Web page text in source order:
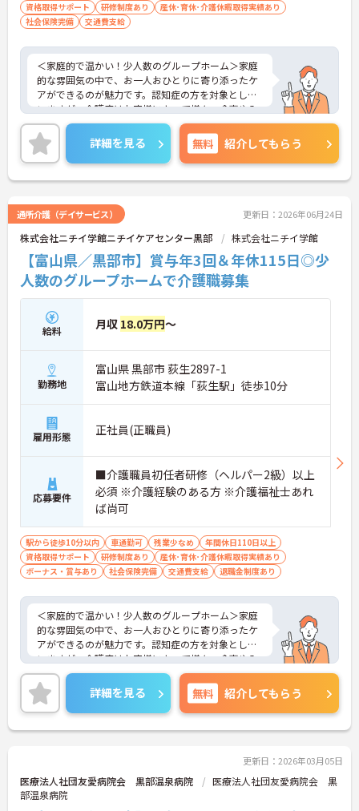
資格取得サポート
研修制度あり
産休･育休･介護休暇取得実績あり
社会保険完備
交通費支給
＜家庭的で温かい！少人数のグループホーム＞家庭
的な雰囲気の中で、お一人おひとりに寄り添ったケ
アができるのが魅力です。認知症の方を対象として
いますが、介護度はお客様によって様々。食事や入
浴、排泄などの日常生活を支援しながら、まるで家
族のように温かい時間を共有できます。「流れ作業
ではなく、じっくりと人と向き合いたい」という方
にぴったりの環境です。
＜柔軟な働き方ができる＞プライベートを大切にし
から勤務可能で、働ける時間や日数は相談に乗って
もらえます。また、子ども手当（10～18歳対象）も
用意されており、子育て世代を応援する仕組みが整
っているのも嬉しいポイントです。
詳細を見る 無料 紹介してもらう
通所介護（デイサービス） 更新日：2026年06月24日
株式会社ニチイ学館ニチイケアセンター黒部 株式会社ニチイ学館
【富山県／黒部市】賞与年3回＆年休115日◎少
人数のグループホームで介護職募集
給料 月収 18.0万円～
勤務地
富山県 黒部市 荻生2897-1
富山地方鉄道本線「荻生駅」徒歩10分
雇用形態 正社員(正職員)
応募要件
■介護職員初任者研修（ヘルパー2級）以上
必須 ※介護経験のある方 ※介護福祉士あれ
ば尚可
駅から徒歩10分以内 車通勤可 残業少なめ
年間休日110日以上
資格取得サポート
研修制度あり
産休･育休･介護休暇取得実績あり
ボーナス・賞与あり
社会保険完備 交通費支給 退職金制度あり
＜家庭的で温かい！少人数のグループホーム＞家庭
的な雰囲気の中で、お一人おひとりに寄り添ったケ
アができるのが魅力です。認知症の方を対象として
いますが、介護度はお客様によって様々。食事や入
浴、排泄などの日常生活を支援しながら、まるで家
族のように温かい時間を共有できます。「流れ作業
ではなく、じっくりと人と向き合いたい」という方
にぴったりの環境です。
＜手厚い指導と資格支援＞先輩スタッフが丁寧に指
プ制度や、就業後の資格取得を積極的にサポートす
る体制が整っています。
詳細を見る 無料 紹介してもらう
更新日：2026年03月05日
医療法人社団友愛病院会 黒部温泉病院
医療法人社団友愛病院会 黒
部温泉病院